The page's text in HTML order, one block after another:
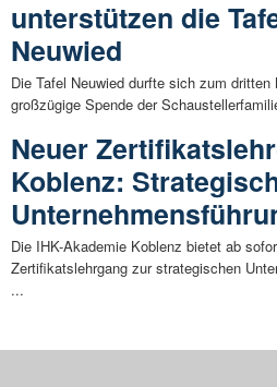
unterstützen die
Neuwied
Die Tafel Neuwied durfte sich zum dritten
großzügige Spende der
Neuer
Koblenz:
Die IHK-Akademie Koblenz bietet ab
Zertifikatslehrgang zur strategischen
...